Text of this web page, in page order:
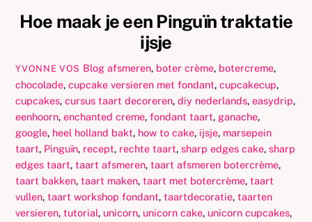
Hoe maak je een Pinguïn traktatie
ijsje
YVONNE VOS Blog afsmeren, boter crème, botercreme,
chocolade,cupcake versieren met fondant,cupcakecup,
cupcakes,cursus taart decoreren,diy nederlands,easydrip,
eenhoorn,enchanted creme,fondant taart, ganache,
google, heel holland bakt, how to cake, ijsje, marsepein
taart, Pinguïn, recept, rechte taart,sharp edges cake,sharp
edges taart,taart afsmeren,taart afsmeren botercrème,
taart bakken,taart maken,taart met botercrème,taart
vullen,taart workshop fondant,taartdecoratie,taarten
versieren,tutorial, unicorn, unicorn cake, unicorn cupcakes,